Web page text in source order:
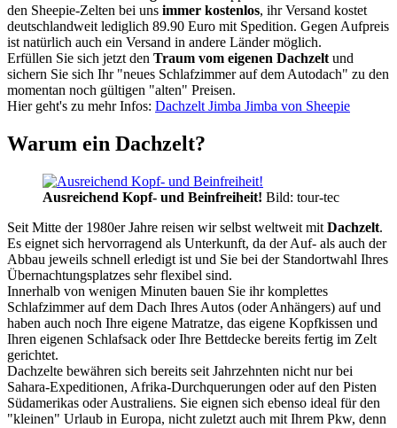
den Sheepie-Zelten bei uns immer kostenlos, ihr Versand kostet
deutschlandweit lediglich 89.90 Euro mit Spedition. Gegen Aufpreis
ist natürlich auch ein Versand in andere Länder möglich.
Erfüllen Sie sich jetzt den Traum vom eigenen Dachzelt und
sichern Sie sich Ihr "neues Schlafzimmer auf dem Autodach" zu den
momentan noch gültigen "alten" Preisen.
Hier geht's zu mehr Infos: Dachzelt Jimba Jimba von Sheepie
Warum ein Dachzelt?
Ausreichend Kopf- und Beinfreiheit! Bild: tour-tec
Seit Mitte der 1980er Jahre reisen wir selbst weltweit mit Dachzelt.
Es eignet sich hervorragend als Unterkunft, da der Auf- als auch der
Abbau jeweils schnell erledigt ist und Sie bei der Standortwahl Ihres
Übernachtungsplatzes sehr flexibel sind.
Innerhalb von wenigen Minuten bauen Sie ihr komplettes
Schlafzimmer auf dem Dach Ihres Autos (oder Anhängers) auf und
haben auch noch Ihre eigene Matratze, das eigene Kopfkissen und
Ihren eigenen Schlafsack oder Ihre Bettdecke bereits fertig im Zelt
gerichtet.
Dachzelte bewähren sich bereits seit Jahrzehnten nicht nur bei
Sahara-Expeditionen, Afrika-Durchquerungen oder auf den Pisten
Südamerikas oder Australiens. Sie eignen sich ebenso ideal für den
"kleinen" Urlaub in Europa, nicht zuletzt auch mit Ihrem Pkw, denn